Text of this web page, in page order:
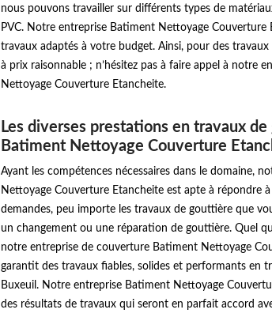
nous pouvons travailler sur différents types de
PVC. Notre entreprise Batiment Nettoyage Couverture
travaux adaptés à votre budget. Ainsi, pour des
à prix raisonnable ; n’hésitez pas à faire appel à notre
Nettoyage Couverture Etancheite.
Les diverses prestations en travaux
Batiment Nettoyage Couverture
Ayant les compétences nécessaires dans le domaine,
Nettoyage Couverture Etancheite est apte à répondre
demandes, peu importe les travaux de gouttière que
un changement ou une réparation de gouttière. Quel
notre entreprise de couverture Batiment Nettoyage
garantit des travaux fiables, solides et performants en
Buxeuil. Notre entreprise Batiment Nettoyage
des résultats de travaux qui seront en parfait accord